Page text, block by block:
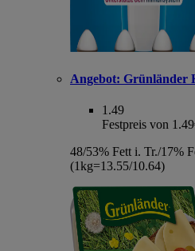
Angebot: Grünländer
1.49
Festpreis von
48/53% Fett i. Tr./17%
(1kg=13.55/10.64)